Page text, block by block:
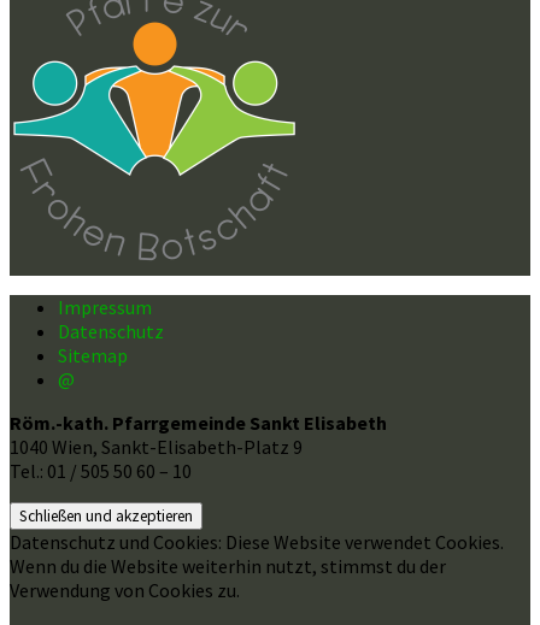
Impressum
Datenschutz
Sitemap
@
Röm.-kath. Pfarrgemeinde Sankt Elisabeth
1040 Wien, Sankt-Elisabeth-Platz 9
Tel.: 01 / 505 50 60 – 10
Datenschutz und Cookies: Diese Website verwendet Cookies.
Wenn du die Website weiterhin nutzt, stimmst du der
Verwendung von Cookies zu.